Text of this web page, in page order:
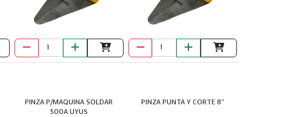
PINZA P/MAQUINA SOLDAR
500A UYUS
PINZA PUNTA Y CORTE 8"